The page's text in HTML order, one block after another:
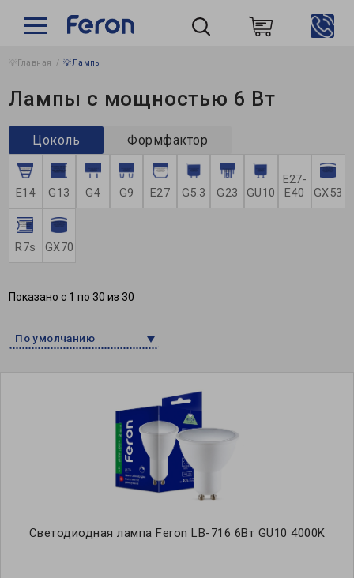
💡Главная 💡Лампы
Лампы с мощностью 6 Вт
Цоколь Формфактор
E14 G13 G4 G9 Е27 G5.3 G23 GU10
E27-
E40
GX53
R7s GX70
Показано с 1 по 30 из 30
По умолчанию
Светодиодная лампа Feron LB-716 6Вт GU10 4000K